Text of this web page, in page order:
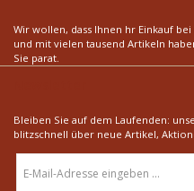
Wir wollen, dass Ihnen hr Einkauf
und mit vielen tausend Artikeln
Sie parat.
Bleiben Sie auf dem Laufenden:
blitzschnell über neue Artikel,
Mail-